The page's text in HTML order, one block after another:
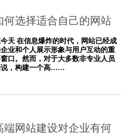
何选择适合自己的网站
设公司？
天 在信息爆炸的时代，网站已经成
业和个人展示形象与用户互动的重
口。然而，对于大多数非专业人员
，构建一个高......
端网站建设对企业有何